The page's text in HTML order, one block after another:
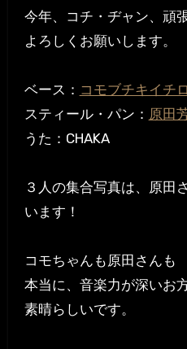
今年、コチ・ヂャン、頑
よろしくお願いします。
ベース： コモブチキイチ
スティール・パン： 原田
うた：CHAKA
３人の集合写真は、原田
います！
コモちゃんも原田さんも
本当に、音楽力が深いお
素晴らしいです。